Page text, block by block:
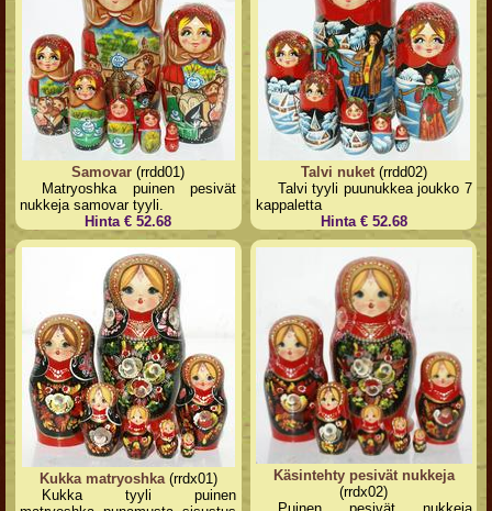
Samovar (rrdd01)
Matryoshka puinen pesivät
nukkeja samovar tyyli.
Hinta € 52.68
Talvi nuket(rrdd02)
Talvi tyyli puunukkea joukko 7
kappaletta
Hinta € 52.68
Kukka matryoshka(rrdx01)
Kukka tyyli puinen
Käsintehty pesivät nukkeja
(rrdx02)